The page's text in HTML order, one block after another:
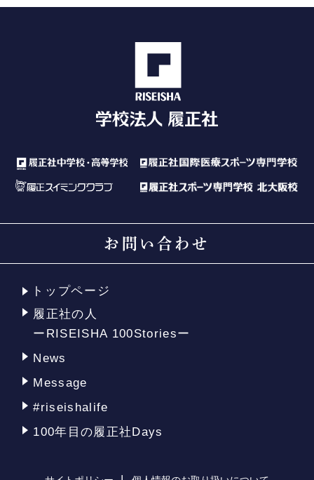
お問い合わせ
トップページ
履正社の人
ーRISEISHA 100Storiesー
News
Message
#riseishalife
100年目の履正社Days